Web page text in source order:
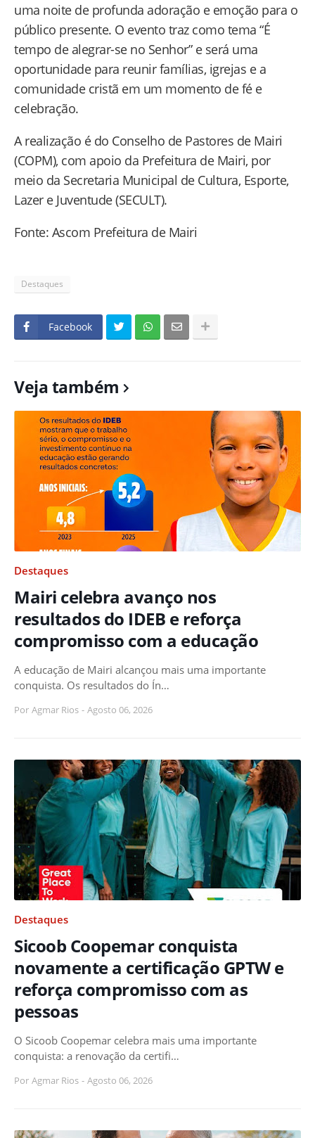
uma noite de profunda adoração e emoção para o
público presente. O evento traz como tema “É
tempo de alegrar-se no Senhor” e será uma
oportunidade para reunir famílias, igrejas e a
comunidade cristã em um momento de fé e
celebração.
A realização é do Conselho de Pastores de Mairi
(COPM), com apoio da Prefeitura de Mairi, por
meio da Secretaria Municipal de Cultura, Esporte,
Lazer e Juventude (SECULT).
Fonte: Ascom Prefeitura de Mairi
Destaques
Facebook
Veja também
Destaques
Mairi celebra avanço nos
resultados do IDEB e reforça
compromisso com a educação
A educação de Mairi alcançou mais uma importante
conquista. Os resultados do Ín…
Por Agmar Rios - Agosto 06, 2026
Destaques
Sicoob Coopemar conquista
novamente a certificação GPTW e
reforça compromisso com as
pessoas
O Sicoob Coopemar celebra mais uma importante
conquista: a renovação da certifi…
Por Agmar Rios - Agosto 06, 2026